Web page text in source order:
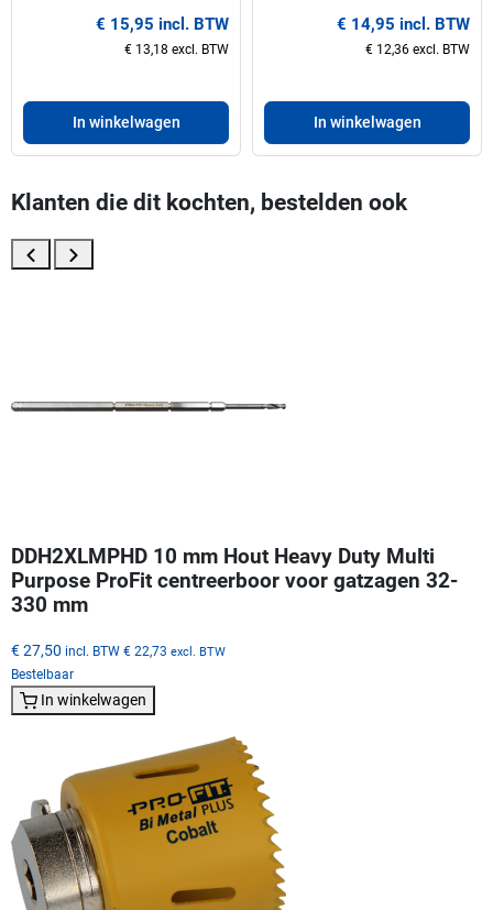
€ 15,95 incl. BTW
€ 13,18 excl. BTW
In winkelwagen
32-210 mm€ 14,95 incl. BTW
€ 12,36 excl. BTW
In winkelwagen
Klanten die dit kochten, bestelden ook
DDH2XLMPHD 10 mm Hout Heavy Duty Multi
Purpose ProFit centreerboor voor gatzagen 32-
330 mm
€ 27,50 incl. BTW € 22,73 excl. BTW
Bestelbaar
In winkelwagen